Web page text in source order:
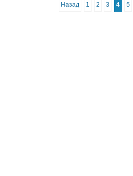
Назад 1 2 3 4 5